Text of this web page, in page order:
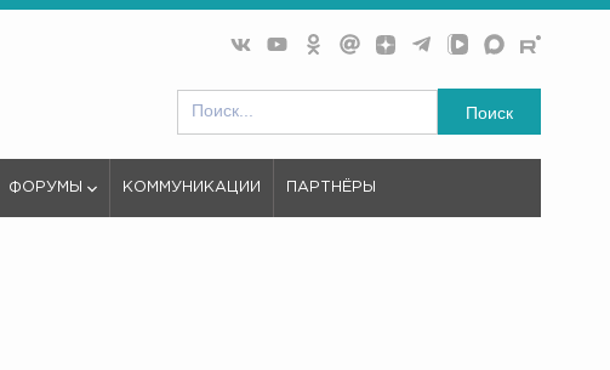
Поиск
ФОРУМЫ КОММУНИКАЦИИ ПАРТНЁРЫ